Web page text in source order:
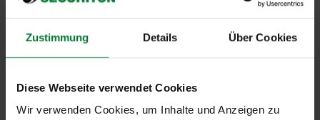
Zustimmung Details Über Cookies
Diese Webseite verwendet Cookies
Wir verwenden Cookies, um Inhalte und Anzeigen zu
von kritischen Infrastrukturen (KRITIS) maßgeblich beeinflussen.
Nur durch frühzeitige Sensibilisierung und den Einsatz moderner
Technologie lassen sich Bedrohungen aus der Luft minimieren.
wir mit unserem integrierten Ansatz die richtigen Antworten auf